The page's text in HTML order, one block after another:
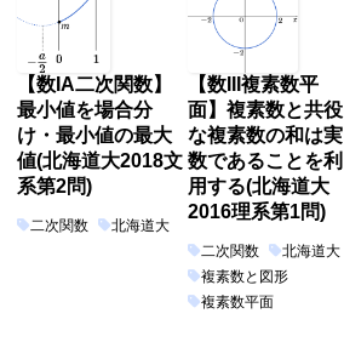
【数IA二次関数】
最小値を場合分
け・最小値の最大
値(北海道大2018文
系第2問)
二次関数 北海道大
【数III複素数平
面】複素数と共役
な複素数の和は実
数であることを利
用する(北海道大
2016理系第1問)
二次関数
北海道大
複素数と図形
複素数平面